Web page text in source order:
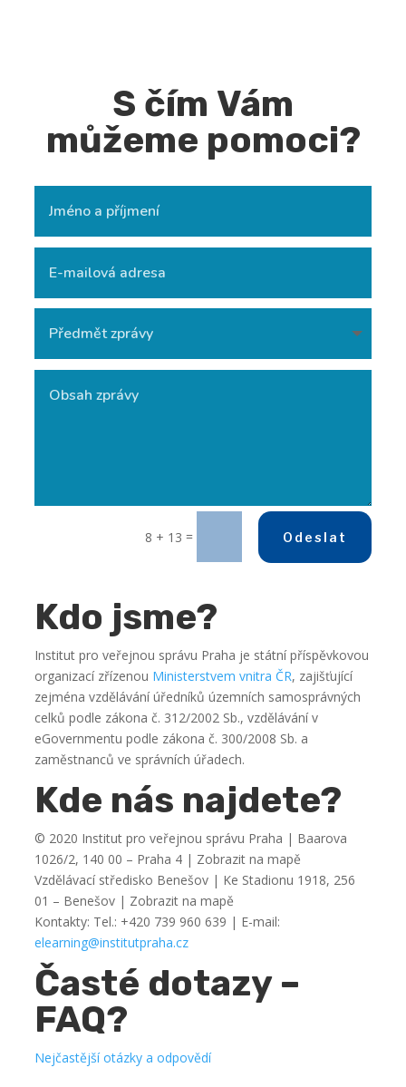
S čím Vám
můžeme pomoci?
8 + 13 = Odeslat
Kdo jsme?
Institut pro veřejnou správu Praha je státní příspěvkovou
organizací zřízenou Ministerstvem vnitra ČR, zajišťující
zejména vzdělávání úředníků územních samosprávných
celků podle zákona č. 312/2002 Sb., vzdělávání v
eGovernmentu podle zákona č. 300/2008 Sb. a
zaměstnanců ve správních úřadech.
Kde nás najdete?
© 2020 Institut pro veřejnou správu Praha | Baarova
1026/2, 140 00 – Praha 4 | Zobrazit na mapě
Vzdělávací středisko Benešov | Ke Stadionu 1918, 256
01 – Benešov | Zobrazit na mapě
Kontakty: Tel.: +420 739 960 639 | E-mail:
elearning@institutpraha.cz
Časté dotazy –
FAQ?
Nejčastější otázky a odpovědí